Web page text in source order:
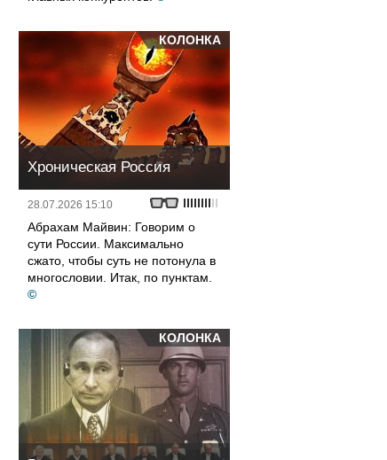
КОЛОНКА
Хроническая Россия
28.07.2026 15:10
Абрахам Майвин: Говорим о
сути России. Максимально
сжато, чтобы суть не потонула в
многословии. Итак, по пунктам.
©
КОЛОНКА